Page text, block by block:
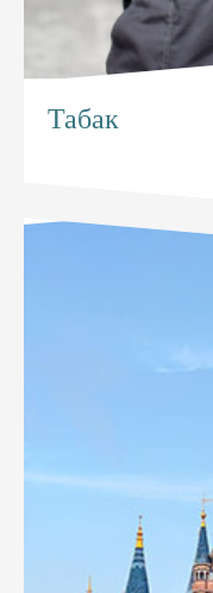
Табак
Технология RFID
передовым
режиме реального